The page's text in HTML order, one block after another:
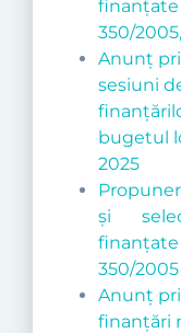
finanțate
350/
Anunț
sesiuni
bugetul
2025
și
350/2005
Anunț
finanţări